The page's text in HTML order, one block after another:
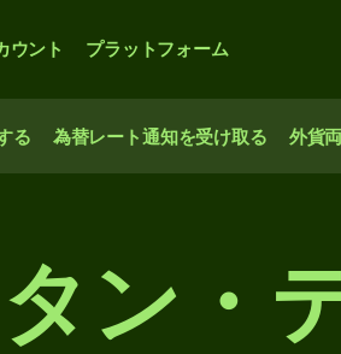
ウント プラットフォーム
る 為替レート通知を受け取る 外貨
ン・